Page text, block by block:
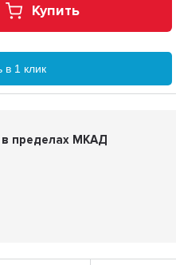
Купить
в 1 клик
в пределах МКАД